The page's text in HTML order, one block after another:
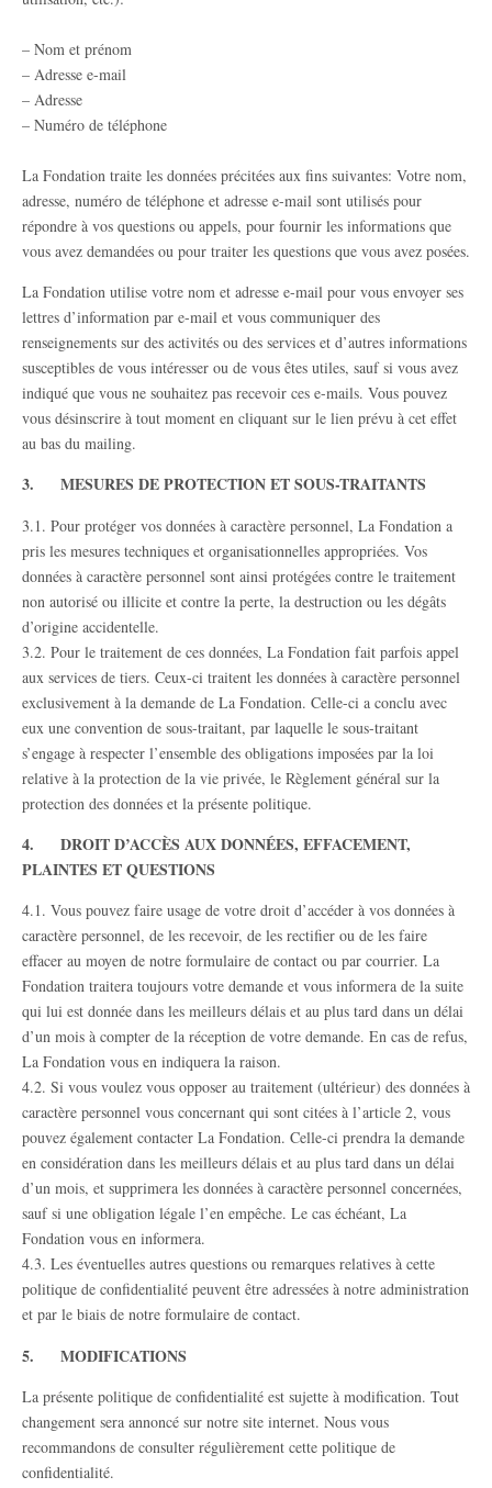
– Nom et prénom
– Adresse e-mail
– Adresse
– Numéro de téléphone
La Fondation traite les données précitées aux fins suivantes: Votre nom,
adresse, numéro de téléphone et adresse e-mail sont utilisés pour
répondre à vos questions ou appels, pour fournir les informations que
vous avez demandées ou pour traiter les questions que vous avez posées.
La Fondation utilise votre nom et adresse e-mail pour vous envoyer ses
lettres d’information par e-mail et vous communiquer des
renseignements sur des activités ou des services et d’autres informations
susceptibles de vous intéresser ou de vous êtes utiles, sauf si vous avez
indiqué que vous ne souhaitez pas recevoir ces e-mails. Vous pouvez
vous désinscrire à tout moment en cliquant sur le lien prévu à cet effet
au bas du mailing.
3. MESURES DE PROTECTION ET SOUS-TRAITANTS
3.1. Pour protéger vos données à caractère personnel, La Fondation a
pris les mesures techniques et organisationnelles appropriées. Vos
données à caractère personnel sont ainsi protégées contre le traitement
non autorisé ou illicite et contre la perte, la destruction ou les dégâts
d’origine accidentelle.
3.2. Pour le traitement de ces données, La Fondation fait parfois appel
aux services de tiers. Ceux-ci traitent les données à caractère personnel
exclusivement à la demande de La Fondation. Celle-ci a conclu avec
eux une convention de sous-traitant, par laquelle le sous-traitant
s’engage à respecter l’ensemble des obligations imposées par la loi
relative à la protection de la vie privée, le Règlement général sur la
protection des données et la présente politique.
4. DROIT D’ACCÈS AUX DONNÉES, EFFACEMENT,
PLAINTES ET QUESTIONS
4.1. Vous pouvez faire usage de votre droit d’accéder à vos données à
caractère personnel, de les recevoir, de les rectifier ou de les faire
effacer au moyen de notre formulaire de contact ou par courrier. La
Fondation traitera toujours votre demande et vous informera de la suite
qui lui est donnée dans les meilleurs délais et au plus tard dans un délai
d’un mois à compter de la réception de votre demande. En cas de refus,
La Fondation vous en indiquera la raison.
4.2. Si vous voulez vous opposer au traitement (ultérieur) des données à
caractère personnel vous concernant qui sont citées à l’article 2, vous
pouvez également contacter La Fondation. Celle-ci prendra la demande
en considération dans les meilleurs délais et au plus tard dans un délai
d’un mois, et supprimera les données à caractère personnel concernées,
sauf si une obligation légale l’en empêche. Le cas échéant, La
Fondation vous en informera.
4.3. Les éventuelles autres questions ou remarques relatives à cette
politique de confidentialité peuvent être adressées à notre administration
et par le biais de notre formulaire de contact.
5. MODIFICATIONS
La présente politique de confidentialité est sujette à modification. Tout
changement sera annoncé sur notre site internet. Nous vous
recommandons de consulter régulièrement cette politique de
confidentialité.